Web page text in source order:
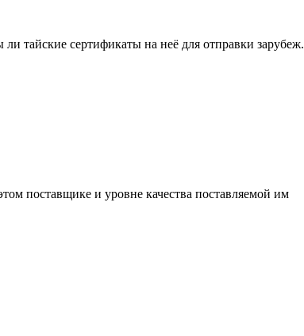
тайские сертификаты на неё для отправки зарубеж.
поставщике и уровне качества поставляемой им